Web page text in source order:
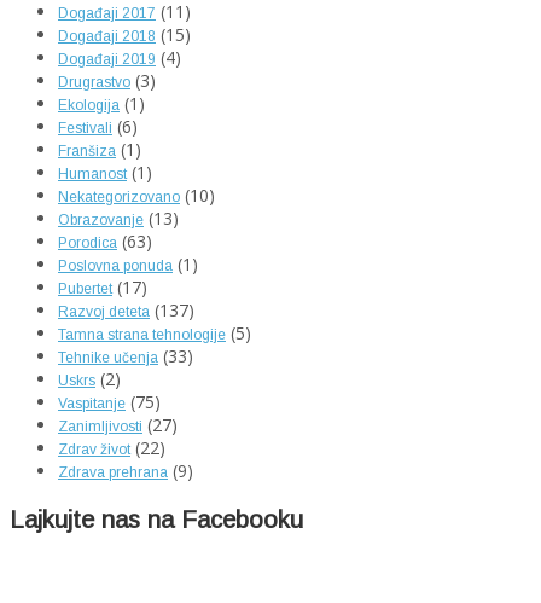
Događaji 2017 (11)
Događaji 2018 (15)
Događaji 2019 (4)
Drugrastvo (3)
Ekologija (1)
Festivali (6)
Franšiza (1)
Humanost (1)
Nekategorizovano (10)
Obrazovanje (13)
Porodica (63)
Poslovna ponuda (1)
Pubertet (17)
Razvoj deteta (137)
Tamna strana tehnologije (5)
Tehnike učenja (33)
Uskrs (2)
Vaspitanje (75)
Zanimljivosti (27)
Zdrav život (22)
Zdrava prehrana (9)
Lajkujte nas na Facebooku